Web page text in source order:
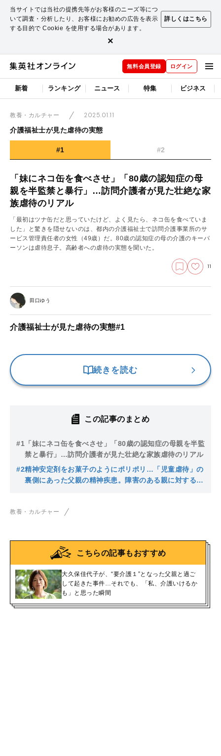
当サイトでは当社の提携先等がお客様のニーズ等につ
いて調査・分析したり、お客様にお勧めの広告を表示
する目的で Cookie を使用する場合があります。
詳しくはこちら
×
無料会員登録 ログイン
新着 ランキング ニュース 特集 ビジネス
教養・カルチャー
2025.01.11
介護福祉士が見た虐待の実態
#1 #2
「妹にネコ缶を食べさせ」「80歳の認知症の母
親を半監禁と暴行」…訪問介護者が見た壮絶な家
族虐待のリアル
「最初はツナ缶だと思っていたけど、よく見たら、ネコ缶を食べていま
した」と驚きを隠せないのは、都内の介護福祉士で訪問介護事業所のサ
ービス管理責任者の女性（49歳）だ。80歳の認知症の母の介護のキーパ
ーソンは虐待息子。高齢者への虐待の実態を聞いた。
11
田口ゆう
介護福祉士が見た虐待の実態#1
続きを読む
この記事のまとめ
#1 「妹にネコ缶を食べさせ」「80歳の認知症の母親を半監
禁と暴行」…訪問介護者が見た壮絶な家族虐待のリアル
#2精神安定剤をお菓子のようにポリポリ…「児童虐待」の
裏側にあった父親の精神疾患。障害のある親に対する子
教養・カルチャー
こちらの記事もおすすめ
大久保佳代子が、“要介護１”となった父親と過ご
して起きた事件…それでも、「私、介護いけるか
も」と思った瞬間